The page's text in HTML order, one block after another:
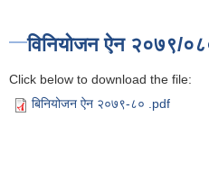
विनियोजन ऐन २०७९/
Click below to download the file:
बिनियोजन ऐन २०७९-८० .pdf